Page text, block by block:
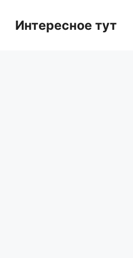
contentИнтересное тут